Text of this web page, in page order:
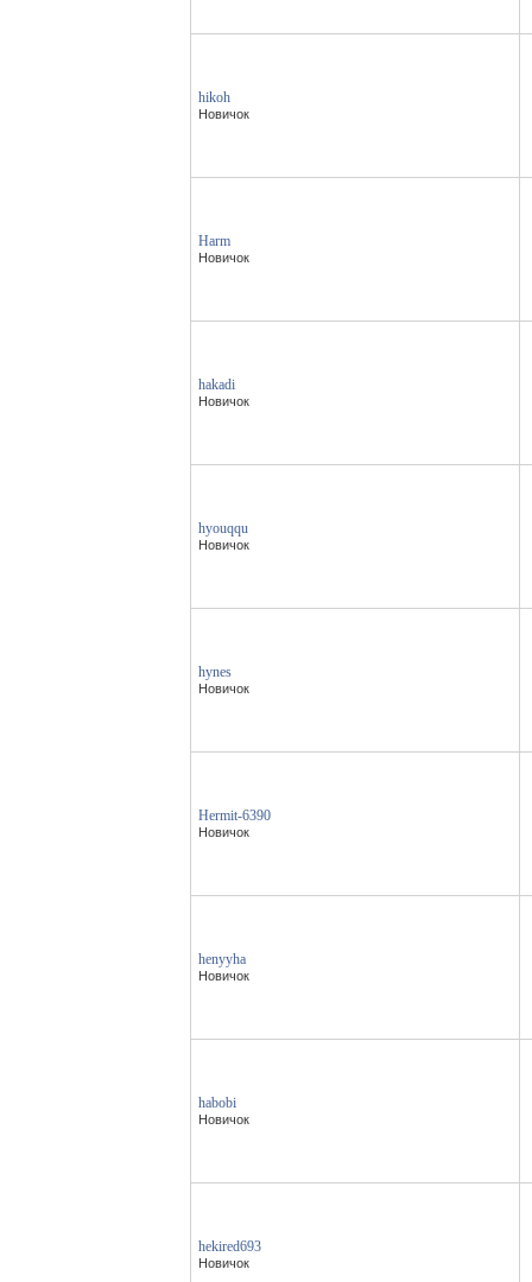
hikoh
Новичок
Harm
Новичок
hakadi
Новичок
hyouqqu
Новичок
hynes
Новичок
Hermit-6390
Новичок
henyyha
Новичок
habobi
Новичок
hekired693
Новичок